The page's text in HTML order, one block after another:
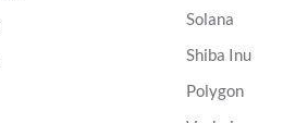
Solana
Shiba Inu
Polygon